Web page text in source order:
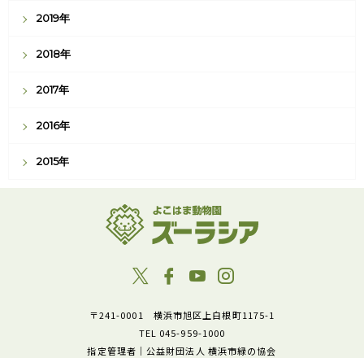
2019年
2018年
2017年
2016年
2015年
〒241-0001 横浜市旭区上白根町1175-1
TEL 045-959-1000
指定管理者｜公益財団法人 横浜市緑の協会